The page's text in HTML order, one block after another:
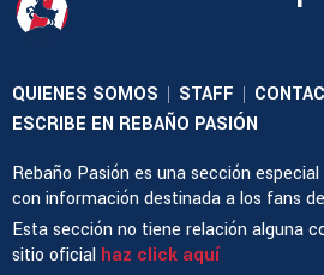
QUIENES SOMOS | STAFF |
ESCRIBE EN REBAÑO PASIÓN
Rebaño Pasión es una sección
con información destinada a los fans
Esta sección no tiene relación alguna
sitio oficial haz click aquí